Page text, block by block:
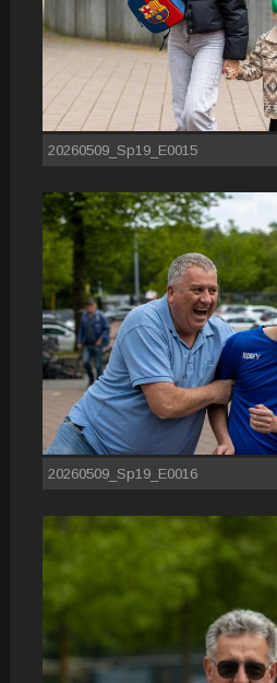
20260509_Sp19_E0015
20260509_Sp19_E0016